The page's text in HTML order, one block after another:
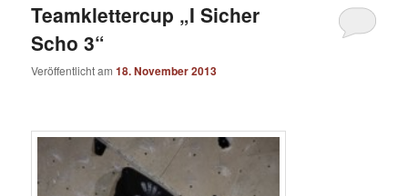
Teamklettercup „I Sicher
Scho 3“
Veröffentlicht am18. November 2013